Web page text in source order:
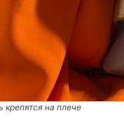
крепятся на плече